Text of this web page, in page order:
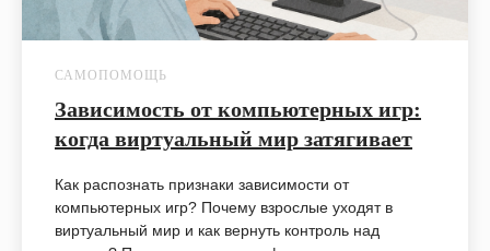
САМОПОМОЩЬ
Зависимость от компьютерных игр:
когда виртуальный мир затягивает
Как распознать признаки зависимости от
компьютерных игр? Почему взрослые уходят в
виртуальный мир и как вернуть контроль над